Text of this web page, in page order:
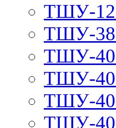
ТШУ-
ТШУ-
ТШУ-
ТШУ-
ТШУ-
ТШУ-